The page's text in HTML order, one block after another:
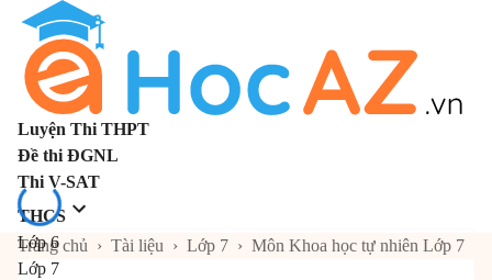
Luyện Thi THPT
Đề thi ĐGNL
Thi V-SAT
THCS
Lớp 6
Lớp 7
Trang chủ › Tài liệu › Lớp 7 › Môn Khoa học tự nhiên Lớp 7